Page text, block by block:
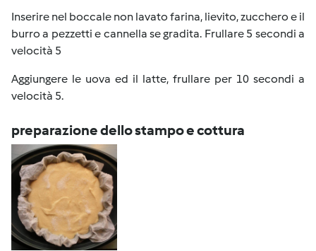
Inserire nel boccale non lavato farina, lievito, zucchero e il
burro a pezzetti e cannella se gradita. Frullare 5 secondi a
velocità 5
Aggiungere le uova ed il latte, frullare per 10 secondi a
velocità 5.
preparazione dello stampo e cottura